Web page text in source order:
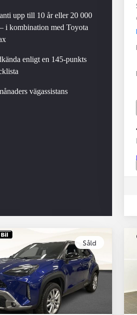
upp till 10 år eller 20 000
i kombination med Toyota
enligt en 145-punkts
vägassistans
Såld